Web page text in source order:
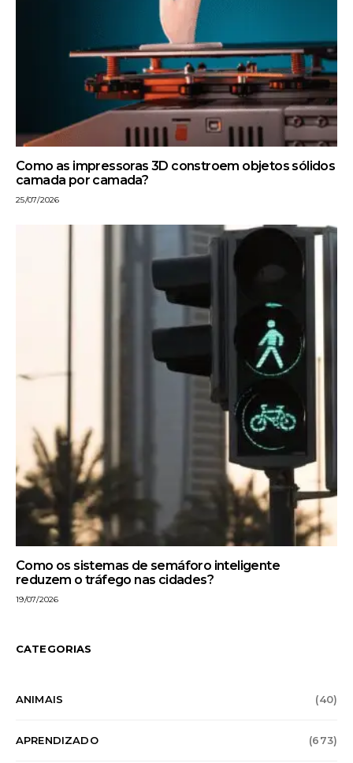
Como as impressoras 3D constroem objetos sólidos
camada por camada?
25/07/2026
Como os sistemas de semáforo inteligente
reduzem o tráfego nas cidades?
19/07/2026
CATEGORIAS
ANIMAIS (40)
APRENDIZADO (673)